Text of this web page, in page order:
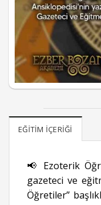
EĞITIM İÇERIĞI
📢 Ezoterik
gazeteci ve
Öğretiler”